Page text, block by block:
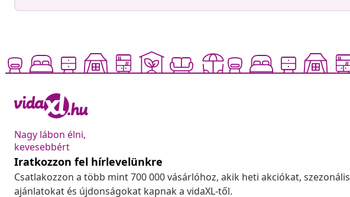
Nagy lábon élni,
kevesebbért
Iratkozzon fel hírlevelünkre
Csatlakozzon a több mint 700 000 vásárlóhoz, akik heti akciókat, szezonális
ajánlatokat és újdonságokat kapnak a vidaXL-től.